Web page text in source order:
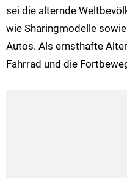
sei die alternde
wie Sharingmodelle
Autos. Als ernsthafte
Fahrrad und die